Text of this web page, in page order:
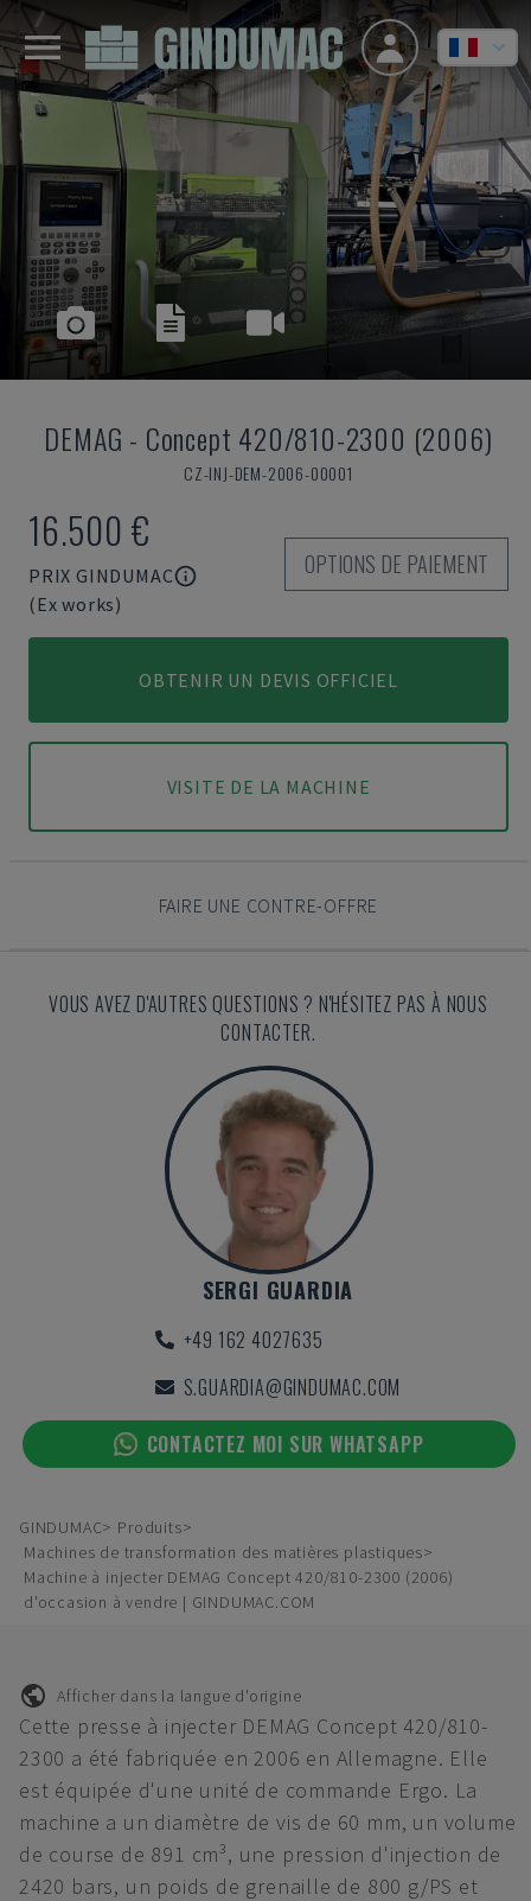
DEMAG - Concept 420/810-2300 (2006)
CZ-INJ-DEM-2006-00001
16.500 €
PRIX GINDUMAC
(Ex works)
OPTIONS DE PAIEMENT
OBTENIR UN DEVIS OFFICIEL
VISITE DE LA MACHINE
FAIRE UNE CONTRE-OFFRE
VOUS AVEZ D'AUTRES QUESTIONS ? N'HÉSITEZ PAS À NOUS
CONTACTER.
SERGI GUARDIA
+49 162 4027635
S.GUARDIA@GINDUMAC.COM
CONTACTEZ MOI SUR WHATSAPP
GINDUMAC
Produits
Machines de transformation des matières plastiques
Machine à injecter DEMAG Concept 420/810-2300 (2006)
d'occasion à vendre | GINDUMAC.COM
Afficher dans la langue d'origine
Cette presse à injecter DEMAG Concept 420/810-
2300 a été fabriquée en 2006 en Allemagne. Elle
est équipée d'une unité de commande Ergo. La
machine a un diamètre de vis de 60 mm, un volume
de course de 891 cm³, une pression d'injection de
2420 bars, un poids de grenaille de 800 g/PS et